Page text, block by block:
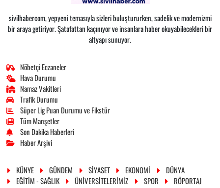
sivilhabercom, yepyeni temasıyla sizleri buluştururken, sadelik ve modernizmi
bir araya getiriyor. Şatafattan kaçınıyor ve insanlara haber okuyabilecekleri bir
altyapı sunuyor.
Nöbetçi Eczaneler
Hava Durumu
Namaz Vakitleri
Trafik Durumu
Süper Lig Puan Durumu ve Fikstür
Tüm Manşetler
Son Dakika Haberleri
Haber Arşivi
KÜNYE GÜNDEM SİYASET EKONOMİ
DÜNYA
EĞİTİM - SAĞLIK
ÜNİVERSİTELERİMİZ SPOR RÖPORTAJ